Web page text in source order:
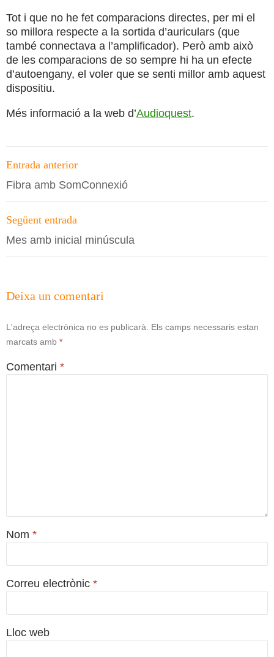
Tot i que no he fet comparacions directes, per mi el
so millora respecte a la sortida d’auriculars (que
també connectava a l’amplificador). Però amb això
de les comparacions de so sempre hi ha un efecte
d’autoengany, el voler que se senti millor amb aquest
dispositiu.
Més informació a la web d’Audioquest.
Navegació
per
les
entrades
Entrada anterior
Fibra amb SomConnexió
Següent entrada
Mes amb inicial minúscula
Deixa un comentari
L'adreça electrònica no es publicarà.
Els camps necessaris estan
marcats amb *
Comentari *
Nom *
Correu electrònic *
Lloc web